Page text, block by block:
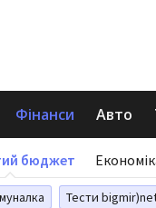
Фінанси Авто
бюджет
Тести